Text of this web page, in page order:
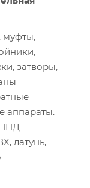
муфты,
затворы,
аппараты.
латунь,